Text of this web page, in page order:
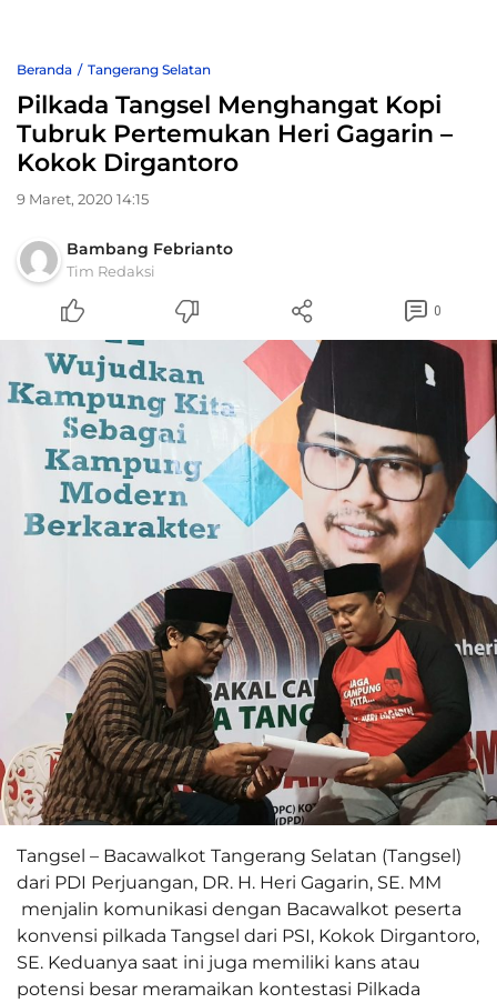
Beranda Tangerang Selatan
Pilkada Tangsel Menghangat Kopi
Tubruk Pertemukan Heri Gagarin –
Kokok Dirgantoro
9 Maret, 2020 14:15
Bambang Febrianto
Tim Redaksi
0
Tangsel – Bacawalkot Tangerang Selatan (Tangsel)
dari PDI Perjuangan, DR. H. Heri Gagarin, SE. MM
menjalin komunikasi dengan Bacawalkot peserta
konvensi pilkada Tangsel dari PSI, Kokok Dirgantoro,
SE. Keduanya saat ini juga memiliki kans atau
potensi besar meramaikan kontestasi Pilkada